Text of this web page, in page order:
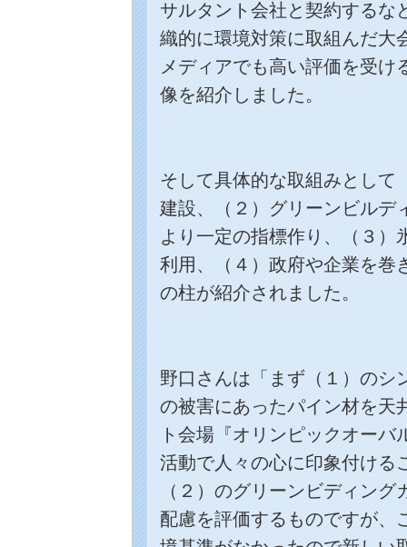
サルタント会社と契約するな
織的に環境対策に取組んだ大
メディアでも高い評価を受け
像を紹介しました。
そして具体的な取組みとして
建設、（２）グリーンビルデ
より一定の指標作り、（３）
利用、（４）政府や企業を
の柱が紹介されました。
野口さんは「まず（１）のシ
の被害にあったパイン材を天
ト会場『オリンピックオー
活動で人々の心に印象付ける
（２）のグリーンビディン
配慮を評価するものですが、